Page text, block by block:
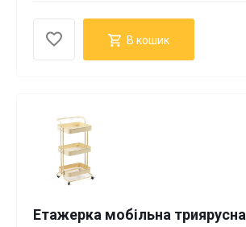
В кошик
Етажерка мобільна триярусна